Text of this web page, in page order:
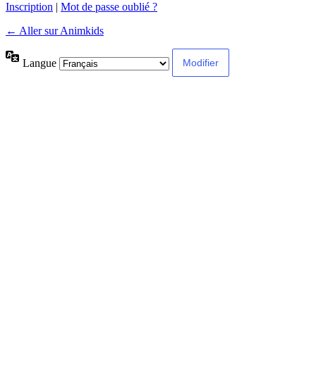
Inscription | Mot de passe oublié ?
← Aller sur Animkids
Langue